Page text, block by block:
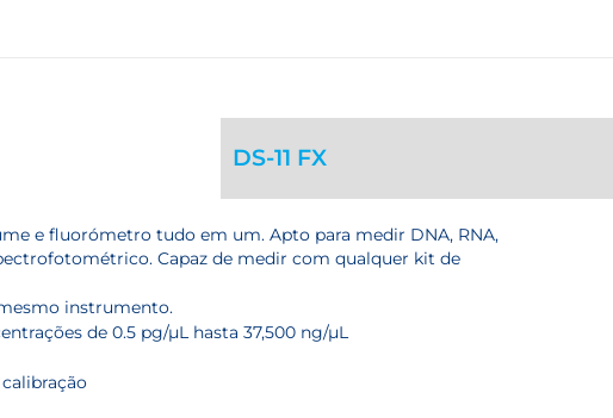
DS-11 FX
e fluorómetro tudo em um. Apto para medir DNA, RNA,
Capaz de medir com qualquer kit de
instrumento.
de 0.5 pg/µL hasta 37,500 ng/µL